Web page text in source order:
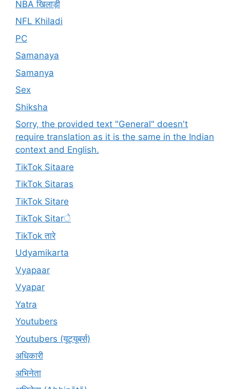
NBA खिलाड़ी
NFL Khiladi
PC
Samanaya
Samanya
Sex
Shiksha
Sorry, the provided text "General" doesn't
require translation as it is the same in the Indian
context and English.
TikTok Sitaare
TikTok Sitaras
TikTok Sitare
TikTok Sitarे
TikTok तारे
Udyamikarta
Vyapaar
Vyapar
Yatra
Youtubers
Youtubers (यूट्यूबर्स)
अधिकारी
अभिनेता